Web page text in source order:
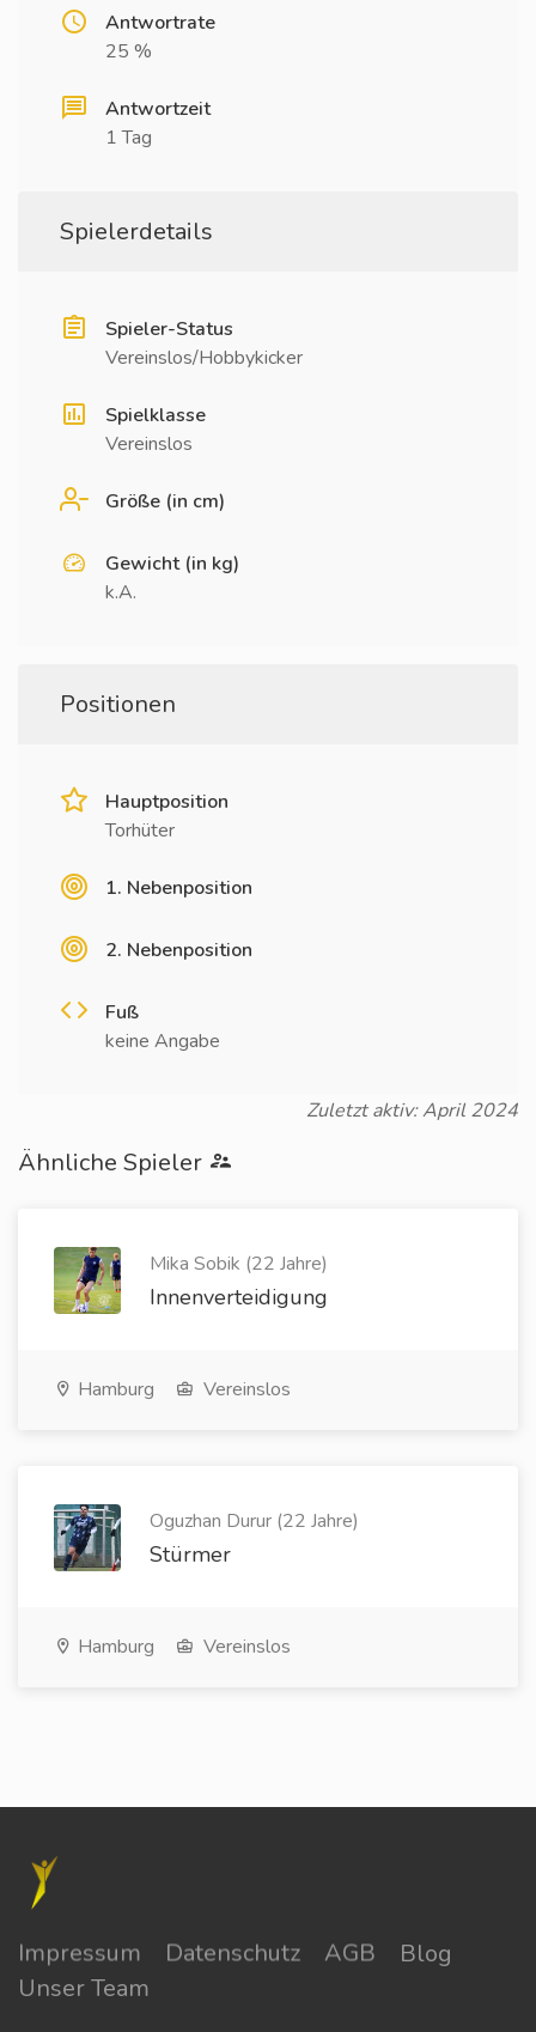
Antwortrate
25 %
Antwortzeit
1 Tag
Spielerdetails
Spieler-Status
Vereinslos/Hobbykicker
Spielklasse
Vereinslos
Größe (in cm)
Gewicht (in kg)
k.A.
Positionen
Hauptposition
Torhüter
1. Nebenposition
2. Nebenposition
Fuß
keine Angabe
Zuletzt aktiv: April 2024
Ähnliche Spieler
Mika Sobik (22 Jahre)
Innenverteidigung
Hamburg Vereinslos
Oguzhan Durur (22 Jahre)
Stürmer
Hamburg Vereinslos
Impressum Datenschutz AGB
Blog
Unser Team